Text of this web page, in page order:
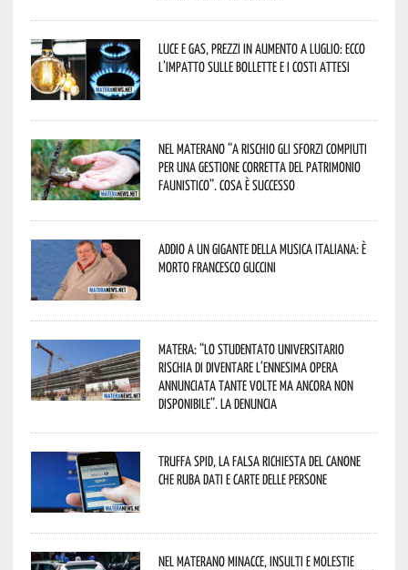
Luce e gas, prezzi in aumento a luglio: ecco
l’impatto sulle bollette e i costi attesi
Nel materano “a rischio gli sforzi compiuti
per una gestione corretta del patrimonio
faunistico”. Cosa è successo
Addio a un gigante della musica italiana: è
morto Francesco Guccini
Matera: “Lo studentato universitario
rischia di diventare l’ennesima opera
annunciata tante volte ma ancora non
disponibile”. La denuncia
Truffa Spid, la falsa richiesta del canone
che ruba dati e carte delle persone
Nel materano minacce, insulti e molestie